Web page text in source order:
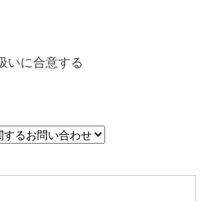
いに合意する